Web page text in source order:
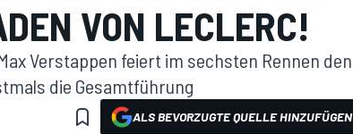
VON LECLERC!
Verstappen feiert im sechsten Rennen den
die Gesamtführung
ALS BEVORZUGTE QUELLE HINZUFÜGEN